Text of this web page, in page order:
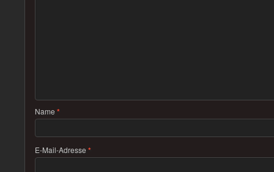
Name *
E-Mail-Adresse *